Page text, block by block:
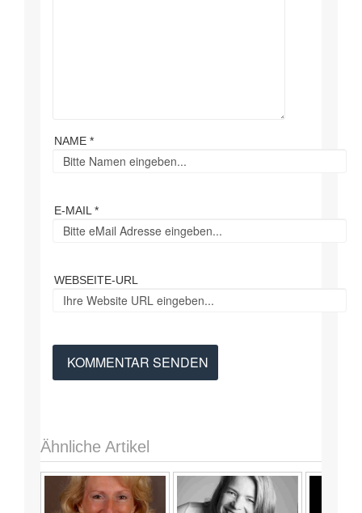
NAME *
E-MAIL *
WEBSEITE-URL
Ähnliche Artikel